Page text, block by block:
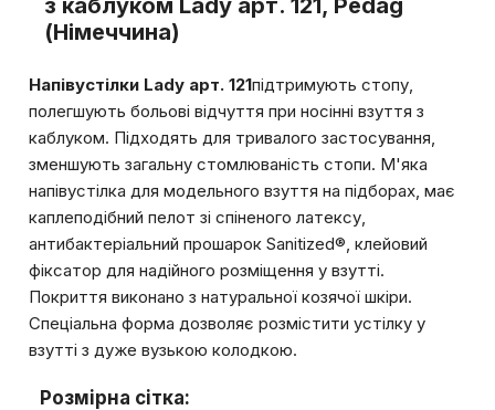
з каблуком Lady арт. 121, Pedag
(Німеччина)
Напівустілки Lady арт. 121підтримують стопу,
полегшують больові відчуття при носінні взуття з
каблуком. Підходять для тривалого застосування,
зменшують загальну стомлюваність стопи. М'яка
напівустілка для модельного взуття на підборах, має
каплеподібний пелот зі спіненого латексу,
антибактеріальний прошарок Sanitized®, клейовий
фіксатор для надійного розміщення у взутті.
Покриття виконано з натуральної козячої шкіри.
Спеціальна форма дозволяє розмістити устілку у
взутті з дуже вузькою колодкою.
Розмірна сітка: